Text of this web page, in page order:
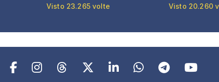
Visto 23.265 volte Visto 20.260